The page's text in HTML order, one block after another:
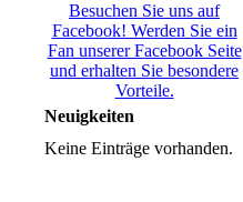
Besuchen Sie uns auf
Facebook! Werden Sie ein
Fan unserer Facebook Seite
und erhalten Sie besondere
Vorteile.
Neuigkeiten
Keine Einträge vorhanden.